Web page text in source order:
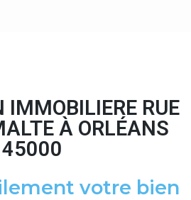
IMMOBILIERE RUE
À ORLÉANS
45000
votre bien